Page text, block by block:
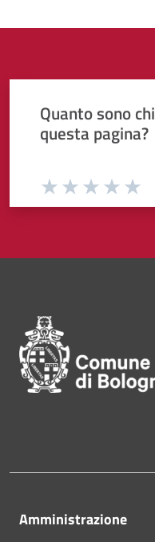
Quanto sono
questa pagina?
Valuta da 1 a 5 stelle la
Valuta 3
Valuta 2 stelle
Valuta 1 stelle su 5
Amministrazione